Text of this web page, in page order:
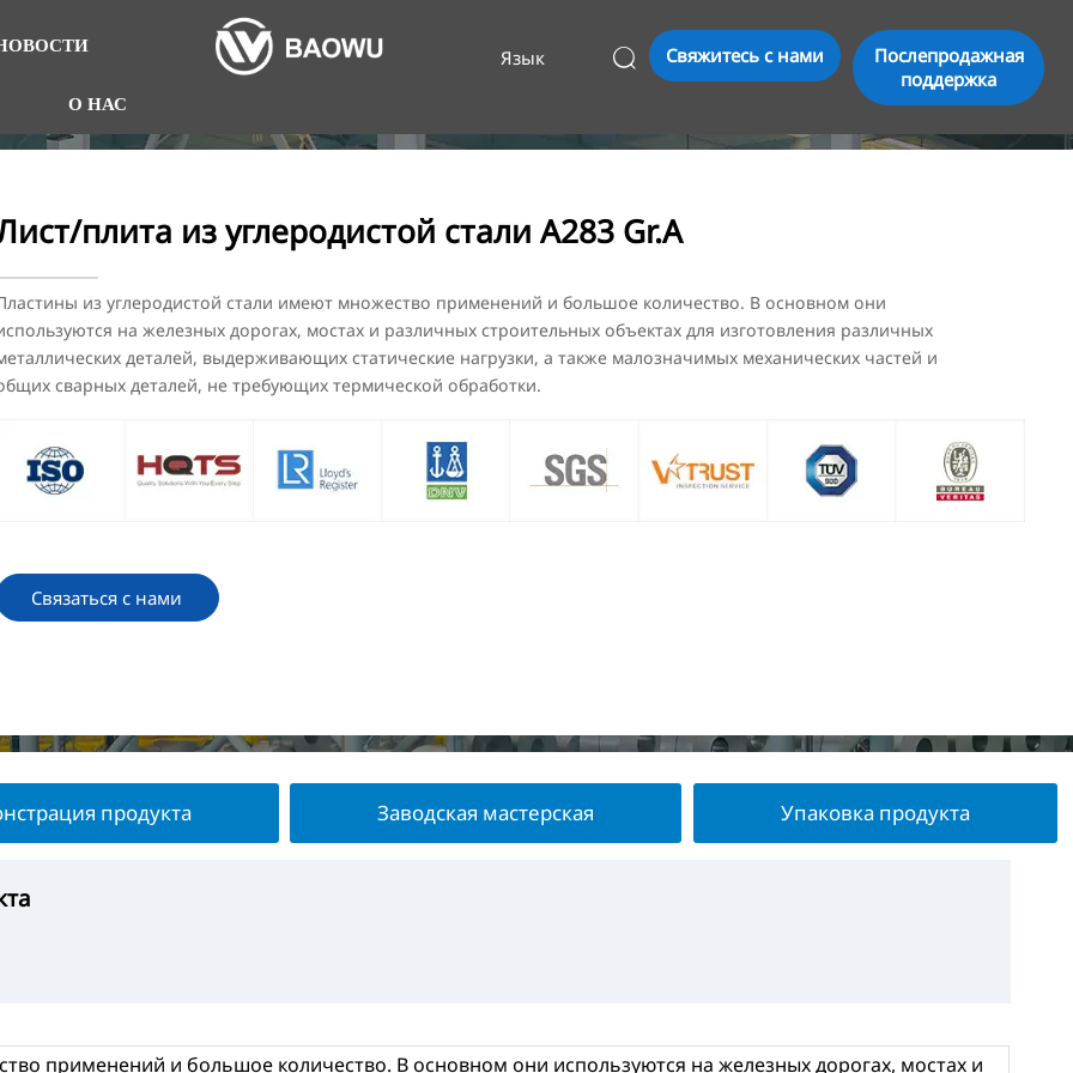
О НАС
Язык  Свяжитесь с нами
Послепродажная
поддержка
плита из углеродистой стали A283 Gr.A
из углеродистой стали имеют множество применений и большое количество. В основном они
на железных дорогах, мостах и различных строительных объектах для изготовления различных
деталей, выдерживающих статические нагрузки, а также малозначимых механических частей и
сварных деталей, не требующих термической обработки.
Связаться с нами
продукта Заводская мастерская Упаковка продукта
применений и большое количество. В основном они используются на железных дорогах, мостах и